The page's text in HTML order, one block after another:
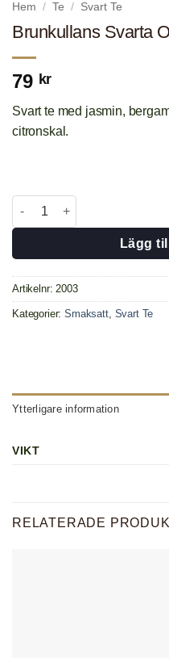
Hem / Te / Svart Te
Brunkullans Svarta
79 kr
Svart te med jasmin,
citronskal.
Brunkullans Svarta Original
Lägg
Artikelnr: 2003
Kategorier:Smaksatt, Svart Te
Ytterligare information
VIKT
RELATERADE